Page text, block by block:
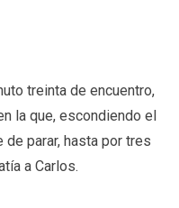
treinta de encuentro,
la que, escondiendo el
parar, hasta por tres
a Carlos.